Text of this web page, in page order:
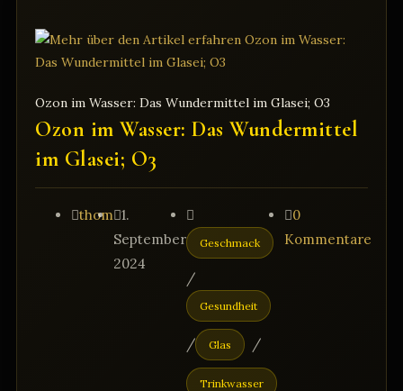
Ozon im Wasser: Das Wundermittel im Glasei; O3
Ozon im Wasser: Das Wundermittel
im Glasei; O3
Beitrags-
thomBeitrag
veröffentlicht:
1.
September
2024
Beitrags-
Kategorie:
Geschmack
/
Gesundheit
/ Glas /
Trinkwasser
Beitrags-
Kommentare:
0
Kommentare